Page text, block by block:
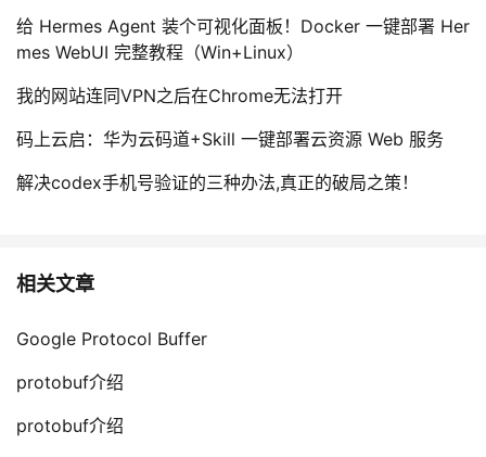
给 Hermes Agent 装个可视化面板！Docker 一键部署 Her
mes WebUI 完整教程（Win+Linux）
我的网站连同VPN之后在Chrome无法打开
码上云启：华为云码道+Skill 一键部署云资源 Web 服务
解决codex手机号验证的三种办法,真正的破局之策！
相关文章
Google Protocol Buffer
protobuf介绍
protobuf介绍